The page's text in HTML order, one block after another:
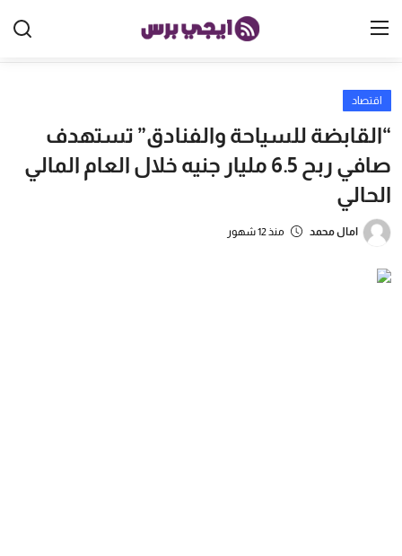
الرئيسية
الخليج
العالم
الرياضة
اقتصاد
“القابضة للسياحة والفنادق” تستهدف
صافي ربح 6.5 مليار جنيه خلال العام المالي
الحالي
امال محمد منذ 12 شهور